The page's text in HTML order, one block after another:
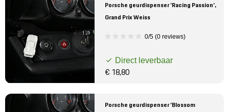
Porsche geurdispenser 'Racing Passion',
Grand Prix Weiss
0/5 (0 reviews)
Direct leverbaar
€ 18,80
Porsche geurdispenser 'Blossom